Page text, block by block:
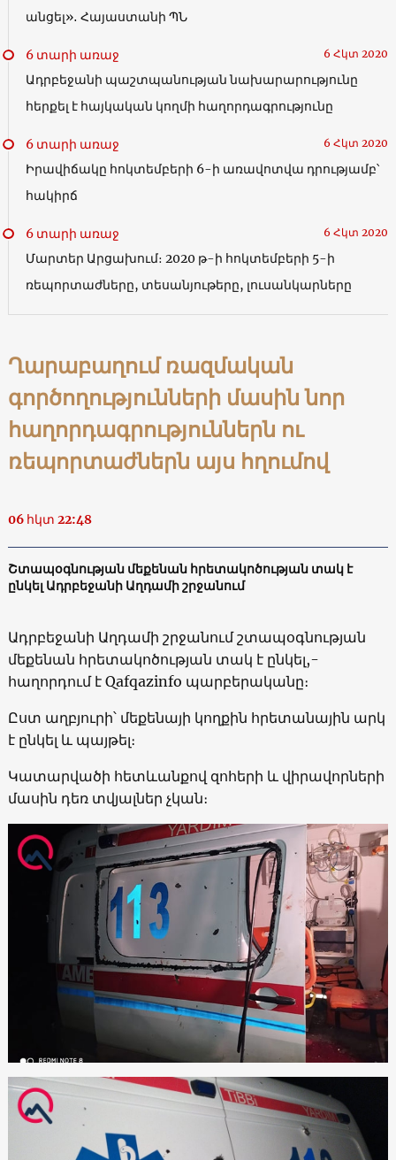
անցել»․ Հայաստանի ՊՆ
6 տարի առաջ 6 Հկտ 2020
Ադրբեջանի պաշտպանության նախարարությունը
հերքել է հայկական կողմի հաղորդագրությունը
6 տարի առաջ 6 Հկտ 2020
Իրավիճակը հոկտեմբերի 6-ի առավոտվա դրությամբ՝
հակիրճ
6 տարի առաջ 6 Հկտ 2020
Մարտեր Արցախում։ 2020 թ-ի հոկտեմբերի 5-ի
ռեպորտաժները, տեսանյութերը, լուսանկարները
Ղարաբաղում ռազմական
գործողությունների մասին նոր
հաղորդագրություններն ու
ռեպորտաժներն այս հղումով
06 հկտ 22:48
Շտապօգնության մեքենան հրետակոծության տակ է
ընկել Ադրբեջանի Աղդամի շրջանում
Ադրբեջանի Աղդամի շրջանում շտապօգնության
մեքենան հրետակոծության տակ է ընկել,-
հաղորդում է Qafqazinfo պարբերականը։
Ըստ աղբյուրի՝ մեքենայի կողքին հրետանային արկ
է ընկել և պայթել։
Կատարվածի հետևանքով զոհերի և վիրավորների
մասին դեռ տվյալներ չկան։